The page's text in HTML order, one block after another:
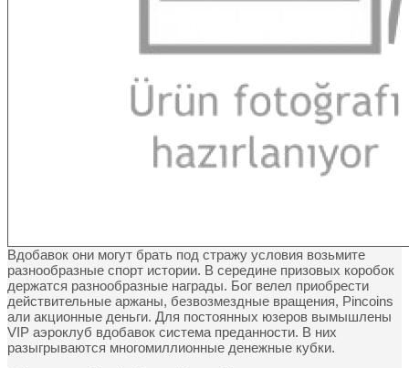
Вдобавок они могут брать под стражу условия возьмите
разнообразные спорт истории. В середине призовых коробок
держатся разнообразные награды. Бог велел приобрести
действительные аржаны, безвозмездные вращения, Pincoins
али акционные деньги. Для постоянных юзеров вымышлены
VIP аэроклуб вдобавок система преданности. В них
разыгрываются многомиллионные денежные кубки.